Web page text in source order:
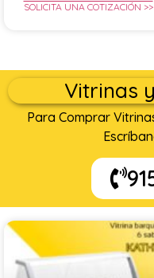
SOLICITA UNA COTIZACIÓN >>
Vitrinas
Para Comprar